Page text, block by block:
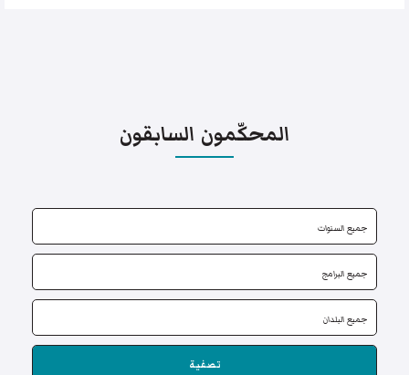
المحكّمون السابقون
تصفية